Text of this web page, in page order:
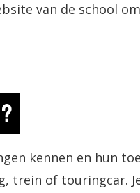
van de school
kennen en hun
trein of touringcar.